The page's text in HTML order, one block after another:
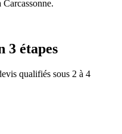
Carcassonne.
3 étapes
qualifiés sous 2 à 4